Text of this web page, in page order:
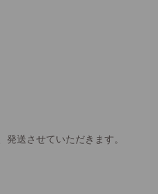
送させていただきます。